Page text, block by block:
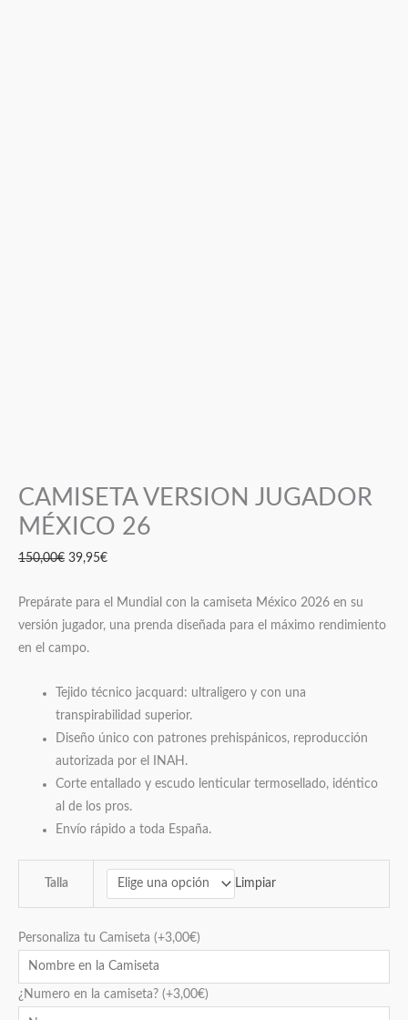
CAMISETA VERSION JUGADOR
MÉXICO 26
150,00€ 39,95€
Prepárate para el Mundial con la camiseta México 2026 en su
versión jugador, una prenda diseñada para el máximo rendimiento
en el campo.
Tejido técnico jacquard: ultraligero y con una
transpirabilidad superior.
Diseño único con patrones prehispánicos, reproducción
autorizada por el INAH.
Corte entallado y escudo lenticular termosellado, idéntico
al de los pros.
Envío rápido a toda España.
Talla Limpiar
Personaliza tu Camiseta (+3,00€)
¿Numero en la camiseta? (+3,00€)